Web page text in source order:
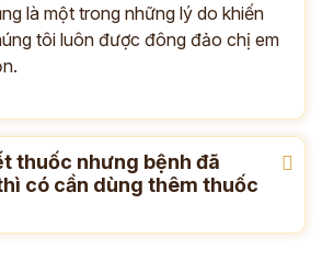
là một trong những lý do khiến
tôi luôn được đông đảo chị em
thuốc nhưng bệnh đã
có cần dùng thêm thuốc